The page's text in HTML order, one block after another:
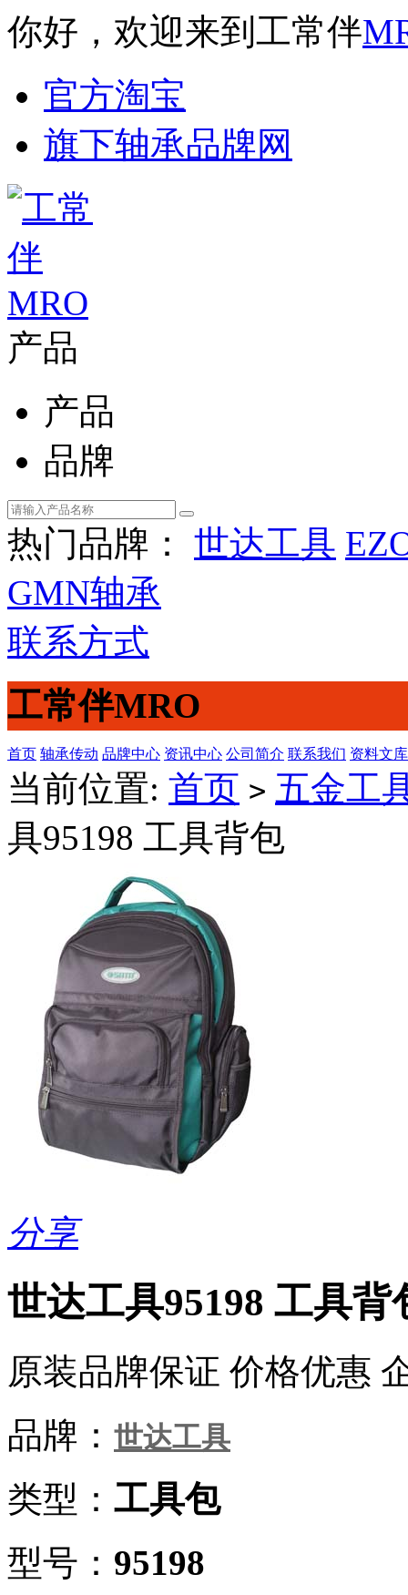
你好，欢迎来到工常伴
官方淘宝
旗下轴承品牌网
产品
产品
品牌
热门品牌： 世达工具
GMN轴承
联系方式
工常伴MRO
首页 轴承传动 品牌中心 资讯中心 公司简介 联系我们 资料文库
当前位置: 首页 > 五金工
具95198 工具背包
分享
世达工具95198 工具背
原装品牌保证 价格优惠
品牌： 世达工具
类型： 工具包
型号： 95198